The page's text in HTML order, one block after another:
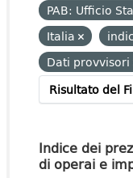
PAB: Ufficio
Italia
Dati provvisori
Risultato del
Indice dei
di operai e